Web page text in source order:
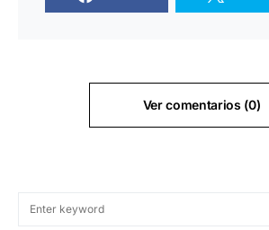
Ver comentarios (0)